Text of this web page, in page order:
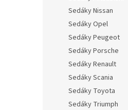
Sedáky Nissan
Sedáky Opel
Sedáky Peugeot
Sedáky Porsche
Sedáky Renault
Sedáky Scania
Sedáky Toyota
Sedáky Triumph